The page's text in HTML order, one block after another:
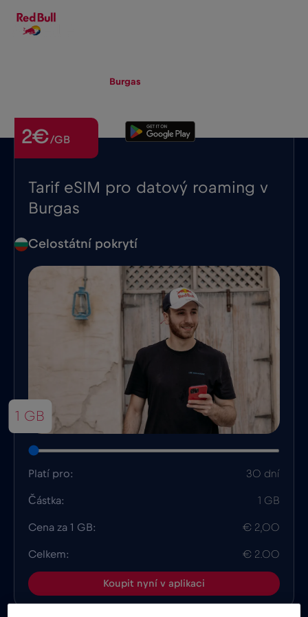
Burgas
Tarif eSIM pro datový roaming v
Burgas
2€/GB
Celostátní pokrytí
1 GB
Platí pro: 30 dní
Částka: 1 GB
Cena za 1 GB: € 2,00
Celkem: € 2.00
Koupit nyní v aplikaci